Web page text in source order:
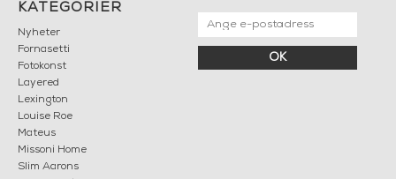
KATEGORIER
Nyheter
Fornasetti
Fotokonst
Layered
Lexington
Louise Roe
Mateus
Missoni Home
Slim Aarons
OK